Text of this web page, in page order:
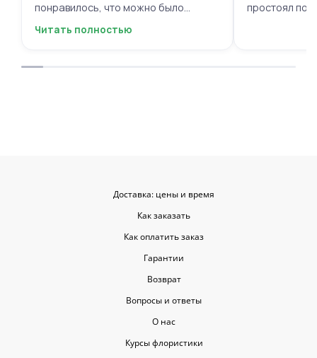
понравилось, что можно было
выбрать цветы и оформить заказ
время, и цветы были свежие и
Читать полностью
простоял
Доставка: цены и время
Как заказать
Как оплатить заказ
Гарантии
Возврат
Вопросы и ответы
О нас
Курсы флористики